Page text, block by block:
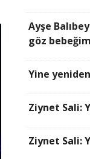
Ayşe
göz
Yine
Ziynet Sali:
Ziynet Sali: